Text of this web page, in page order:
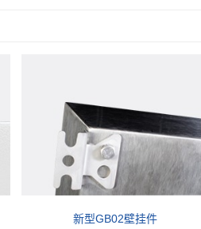
新型GB02壁挂件